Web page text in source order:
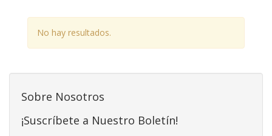
No hay resultados.
Sobre Nosotros
¡Suscríbete a Nuestro Boletín!